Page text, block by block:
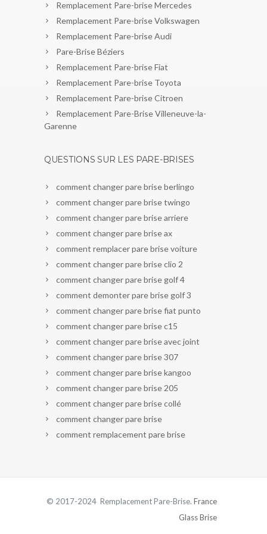
Remplacement Pare-brise Mercedes
Remplacement Pare-brise Volkswagen
Remplacement Pare-brise Audi
Pare-Brise Béziers
Remplacement Pare-brise Fiat
Remplacement Pare-brise Toyota
Remplacement Pare-brise Citroen
Remplacement Pare-Brise Villeneuve-la-
Garenne
QUESTIONS SUR LES PARE-BRISES
comment changer pare brise berlingo
comment changer pare brise twingo
comment changer pare brise arriere
comment changer pare brise ax
comment remplacer pare brise voiture
comment changer pare brise clio 2
comment changer pare brise golf 4
comment demonter pare brise golf 3
comment changer pare brise fiat punto
comment changer pare brise c15
comment changer pare brise avec joint
comment changer pare brise 307
comment changer pare brise kangoo
comment changer pare brise 205
comment changer pare brise collé
comment changer pare brise
comment remplacement pare brise
© 2017-2024 Remplacement Pare-Brise. France
Glass Brise